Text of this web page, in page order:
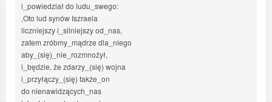
i_powiedział do ludu_swego:
‚Oto lud synów Iszraela
liczniejszy i_silniejszy od_nas,
zatem zróbmy_mądrze dla_niego
aby_(się)_nie_rozmnożył,
i_będzie, że zdarzy_(się) wojna
i_przyłączy_(się) także_on
do nienawidzących_nas